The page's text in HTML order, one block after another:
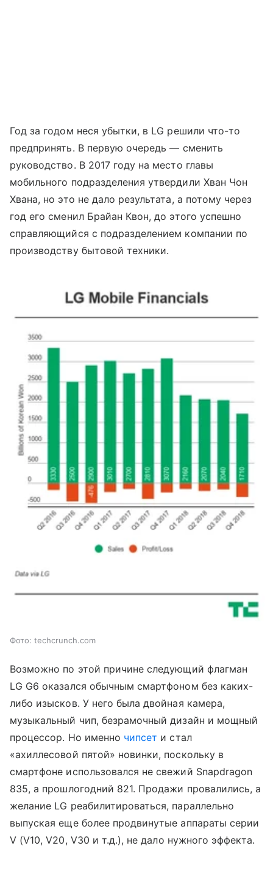
Год за годом неся убытки, в LG решили что-то
предпринять. В первую очередь — сменить
руководство. В 2017 году на место главы
мобильного подразделения утвердили Хван Чон
Хвана, но это не дало результата, а потому через
год его сменил Брайан Квон, до этого успешно
справляющийся с подразделением компании по
производству бытовой техники.
Фото: techcrunch.com
Возможно по этой причине следующий флагман
LG G6 оказался обычным смартфоном без каких-
либо изысков. У него была двойная камера,
музыкальный чип, безрамочный дизайн и мощный
процессор. Но именно чипсет и стал
«ахиллесовой пятой» новинки, поскольку в
смартфоне использовался не свежий Snapdragon
835, а прошлогодний 821. Продажи провалились, а
желание LG реабилитироваться, параллельно
выпуская еще более продвинутые аппараты серии
V (V10, V20, V30 и т.д.), не дало нужного эффекта.